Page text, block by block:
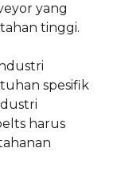
yang
tinggi.
spesifik
harus